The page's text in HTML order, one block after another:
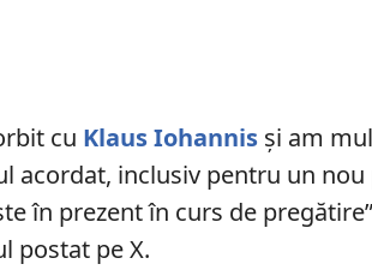
cu Klaus Iohannis și am
acordat, inclusiv pentru un
în prezent în curs de
postat pe X.